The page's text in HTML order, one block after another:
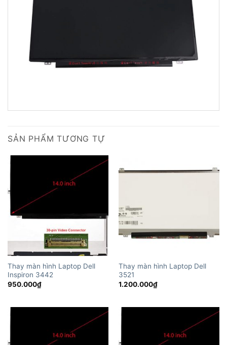
SẢN PHẨM TƯƠNG TỰ
Thay màn hình Laptop Dell
Inspiron 3442
950.000₫
Thay màn hình Laptop Dell
3521
1.200.000₫